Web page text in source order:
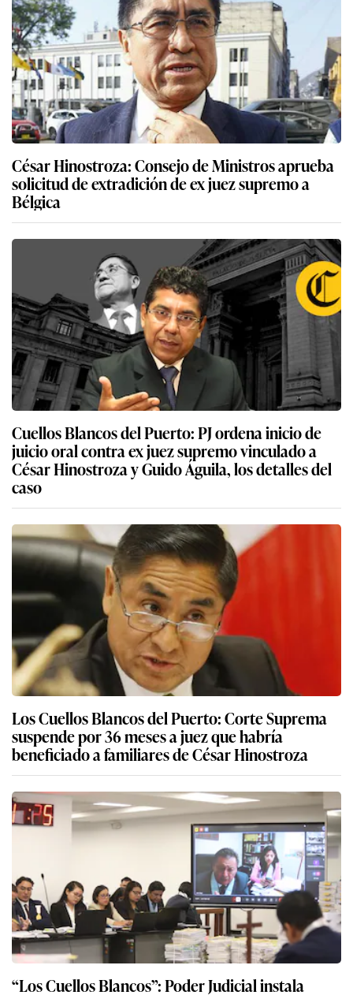
César Hinostroza: Consejo de Ministros aprueba
solicitud de extradición de ex juez supremo a
Bélgica
Cuellos Blancos del Puerto: PJ ordena inicio de
juicio oral contra ex juez supremo vinculado a
César Hinostroza y Guido Águila, los detalles del
caso
Los Cuellos Blancos del Puerto: Corte Suprema
suspende por 36 meses a juez que habría
beneficiado a familiares de César Hinostroza
“Los Cuellos Blancos”: Poder Judicial instala